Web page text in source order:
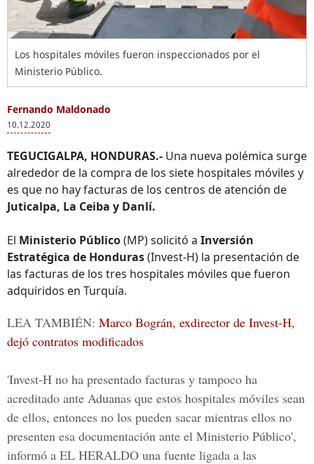
Los hospitales móviles fueron inspeccionados por el
Ministerio Público.
Fernando Maldonado
10.12.2020
TEGUCIGALPA, HONDURAS.- Una nueva polémica surge
alrededor de la compra de los siete hospitales móviles y
es que no hay facturas de los centros de atención de
Juticalpa, La Ceiba y Danlí.
El Ministerio Público(MP) solicitó a Inversión
Estratégica de Honduras(Invest-H) la presentación de
las facturas de los tres hospitales móviles que fueron
adquiridos en Turquía.
LEA TAMBIÉN: Marco Bográn, exdirector de Invest-H,
dejó contratos modificados
'Invest-H no ha presentado facturas y tampoco ha
acreditado ante Aduanas que estos hospitales móviles sean
de ellos, entonces no los pueden sacar mientras ellos no
presenten esa documentación ante el Ministerio Público',
informó a EL HERALDO una fuente ligada a las